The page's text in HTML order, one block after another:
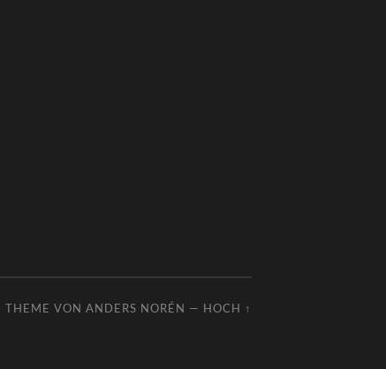
THEME VON ANDERS NORÉN — HOCH ↑